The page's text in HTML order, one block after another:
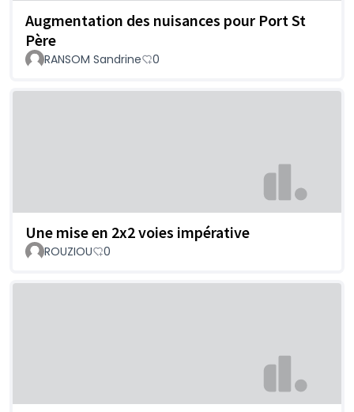
Augmentation des nuisances pour Port St
Père
RANSOM Sandrine 0
Une mise en 2x2 voies impérative
ROUZIOU 0